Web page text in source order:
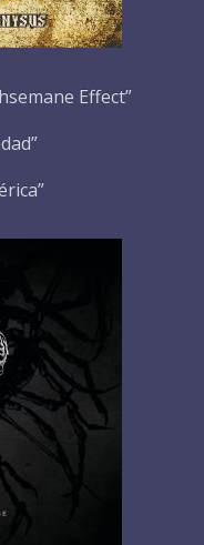
Effect”